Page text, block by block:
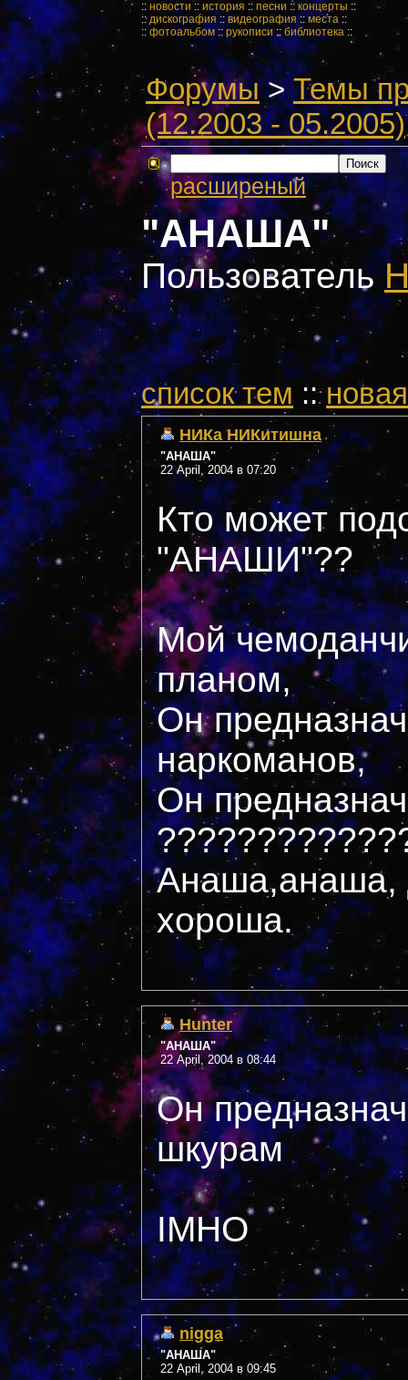
:: новости :: история :: песни :: концерты ::
::дискография :: видеография ::места ::
:: фотоальбом::рукописи::библиотека ::
Форумы> Темы
(12.2003 - 05.2005)
расширеный
"АНАША"
Пользователь
cписок тем ::
НИКа НИКитишна
"АНАША"
22 April, 2004 в 07:20
Кто может
"АНАШИ"??
Мой
планом,
Он
наркоманов,
Он
Анаша,анаша,
хороша.
Hunter
"АНАША"
22 April, 2004 в 08:44
Он
шкурам
IMHO
nigga
"АНАША"
22 April, 2004 в 09:45